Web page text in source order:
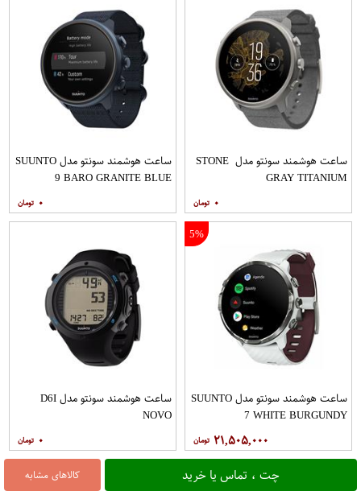
کالاهای مشابه چت ، تماس یا خرید
ساعت هوشمند سونتو مدل STONE
GRAY TITANIUM
۰
ساعت هوشمند سونتو مدل SUUNTO
9 BARO GRANITE BLUE
۰
5%
ساعت هوشمند سونتو مدل SUUNTO
7 WHITE BURGUNDY
۲۱,۵۰۵,۰۰۰
ساعت هوشمند سونتو مدل D6I
NOVO
۰